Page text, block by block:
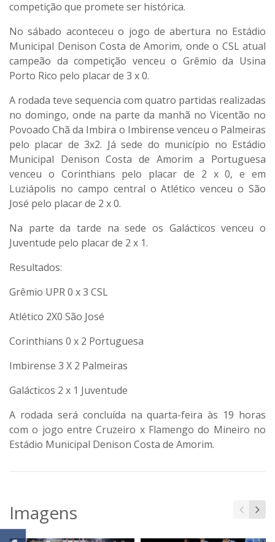
competição que promete ser histórica.
No sábado aconteceu o jogo de abertura no Estádio
Municipal Denison Costa de Amorim, onde o CSL atual
campeão da competição venceu o Grêmio da Usina
Porto Rico pelo placar de 3 x 0.
A rodada teve sequencia com quatro partidas realizadas
no domingo, onde na parte da manhã no Vicentão no
Povoado Chã da Imbira o Imbirense venceu o Palmeiras
pelo placar de 3x2. Já sede do município no Estádio
Municipal Denison Costa de Amorim a Portuguesa
venceu o Corinthians pelo placar de 2 x 0, e em
Luziápolis no campo central o Atlético venceu o São
José pelo placar de 2 x 0.
Na parte da tarde na sede os Galácticos venceu o
Juventude pelo placar de 2 x 1.
Resultados:
Grêmio UPR 0 x 3 CSL
Atlético 2X0 São José
Corinthians 0 x 2 Portuguesa
Imbirense 3 X 2 Palmeiras
Galácticos 2 x 1 Juventude
A rodada será concluída na quarta-feira às 19 horas
com o jogo entre Cruzeiro x Flamengo do Mineiro no
Estádio Municipal Denison Costa de Amorim.
Imagens